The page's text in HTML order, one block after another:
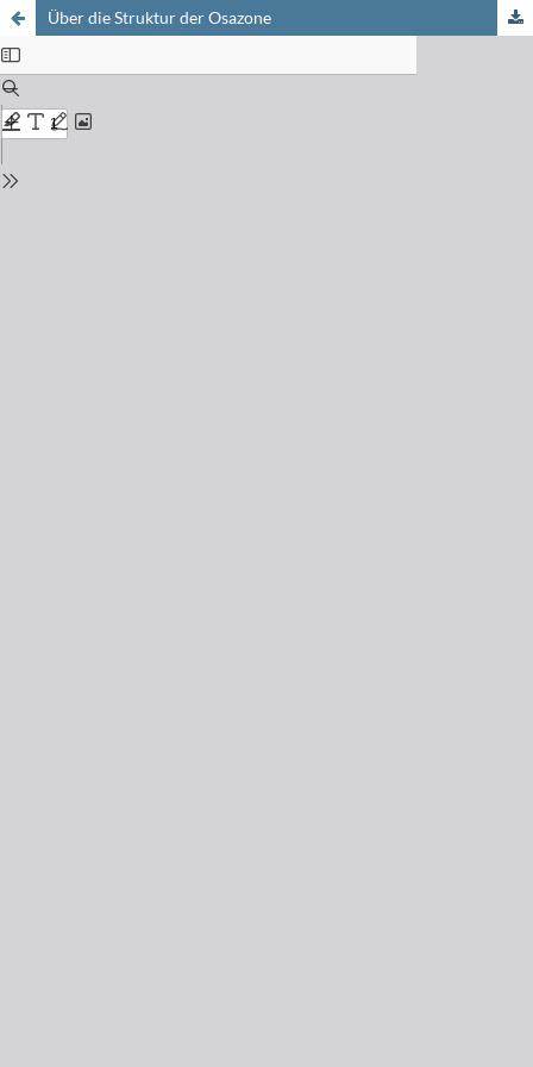
Über die Struktur der Osazone